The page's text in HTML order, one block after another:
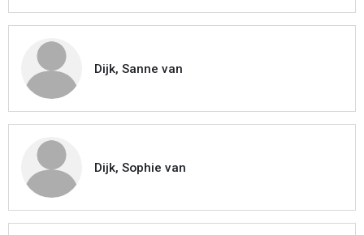
Dijk, Sanne van
Dijk, Sophie van